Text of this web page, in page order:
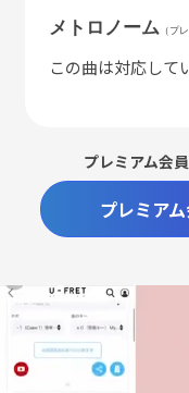
メトロノーム （プ
この曲は対応して
プレミアム会
プレミア